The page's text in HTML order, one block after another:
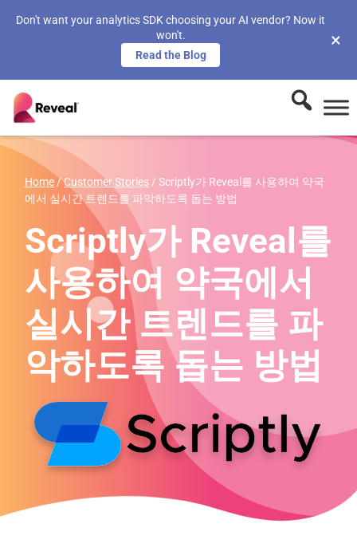
Don't want your analytics SDK choosing your AI vendor? Now it
won't.
Read the Blog
×
Home /Customer Stories / Scriptly가 Reveal를 사용하여 약국
에서 실시간 트렌드를 파악하도록 돕는 방법
Scriptly가 Reveal를
사용하여 약국에서
실시간 트렌드를 파
악하도록 돕는 방법